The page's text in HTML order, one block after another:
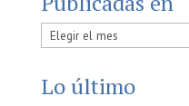
Publicadas
en
Lo último